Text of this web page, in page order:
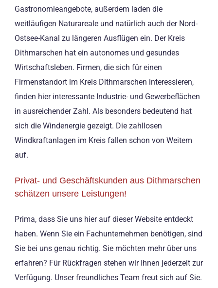
Gastronomieangebote, außerdem laden die
weitläufigen Naturareale und natürlich auch der Nord-
Ostsee-Kanal zu längeren Ausflügen ein. Der Kreis
Dithmarschen hat ein autonomes und gesundes
Wirtschaftsleben. Firmen, die sich für einen
Firmenstandort im Kreis Dithmarschen interessieren,
finden hier interessante Industrie- und Gewerbeflächen
in ausreichender Zahl. Als besonders bedeutend hat
sich die Windenergie gezeigt. Die zahllosen
Windkraftanlagen im Kreis fallen schon von Weitem
auf.
Privat- und Geschäftskunden aus Dithmarschen
schätzen unsere Leistungen!
Prima, dass Sie uns hier auf dieser Website entdeckt
haben. Wenn Sie ein Fachunternehmen benötigen, sind
Sie bei uns genau richtig. Sie möchten mehr über uns
erfahren? Für Rückfragen stehen wir Ihnen jederzeit zur
Verfügung. Unser freundliches Team freut sich auf Sie.